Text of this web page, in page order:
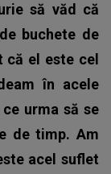
să văd că
buchete de
el este cel
în acele
urma să se
de timp. Am
acel suflet